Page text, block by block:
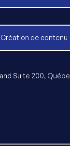
Création de contenu
Suite 200,